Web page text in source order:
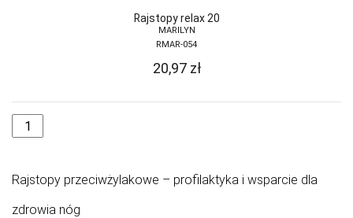
VIOLANA
WADIMA
WOLA
WOLBAR
ZENIT
Rajstopy relax 20
MARILYN
RMAR-054
20,97 zł
Rajstopy przeciwżylakowe – profilaktyka i wsparcie dla
zdrowia nóg